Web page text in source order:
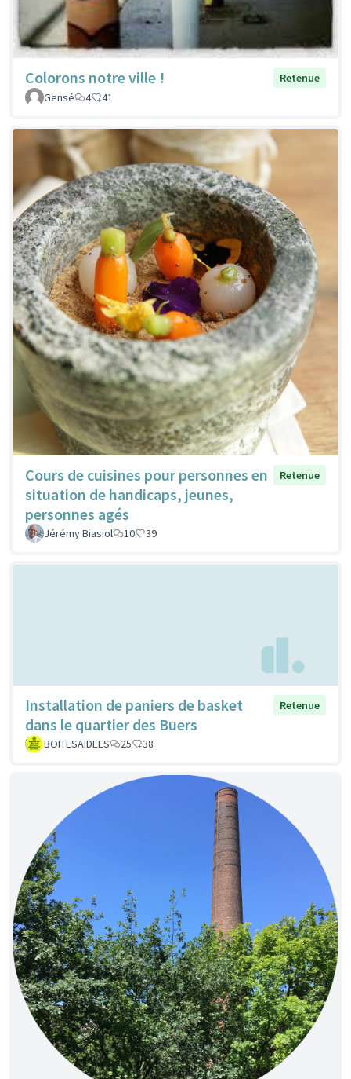
Colorons notre ville !
Retenue
Gensé
4 41
Cours de cuisines pour personnes en
situation de handicaps, jeunes,
personnes agés
Retenue
Jérémy Biasiol 10 39
Installation de paniers de basket
dans le quartier des Buers
Retenue
BOITESAIDEES 25 38